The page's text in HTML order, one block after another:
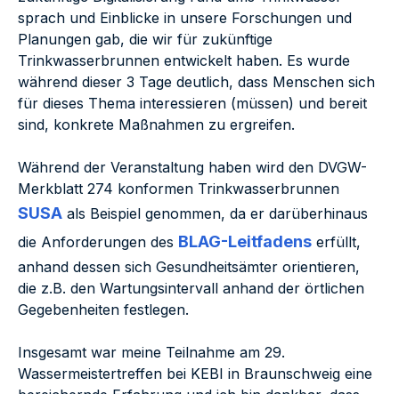
sprach und Einblicke in unsere Forschungen und
Planungen gab, die wir für zukünftige
Trinkwasserbrunnen entwickelt haben. Es wurde
während dieser 3 Tage deutlich, dass Menschen sich
für dieses Thema interessieren (müssen) und bereit
sind, konkrete Maßnahmen zu ergreifen.
Während der Veranstaltung haben wird den DVGW-
Merkblatt 274 konformen Trinkwasserbrunnen
SUSA als Beispiel genommen, da er darüberhinaus
die Anforderungen des BLAG-Leitfadens erfüllt,
anhand dessen sich Gesundheitsämter orientieren,
die z.B. den Wartungsintervall anhand der örtlichen
Gegebenheiten festlegen.
Insgesamt war meine Teilnahme am 29.
Wassermeistertreffen bei KEBI in Braunschweig eine